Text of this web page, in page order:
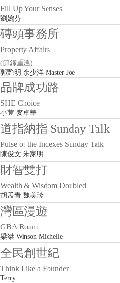
Fill Up Your Senses
劉婉芬
磚頭事務所
Property Affairs
(節錄重溫)
郭艷明 余少洋 Master Joe
品牌成功路
SHE Choice
小荳 麥卓華
道指納指 Sunday Talk
Pulse of the Indexes Sunday Talk
陳俊文 朱家明
財智雙打
Wealth & Wisdom Doubled
胡孟青 魏美珍
灣區漫遊
GBA Roam
梁桀 Winson Michelle
全民創世紀
Think Like a Founder
Terry